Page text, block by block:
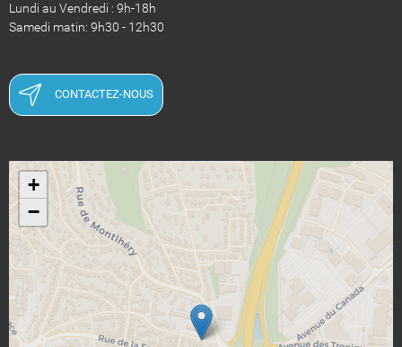
Lundi au Vendredi : 9h-18h
​​​​​​​Samedi matin: 9h30 - 12h30
CONTACTEZ-NOUS
+
−